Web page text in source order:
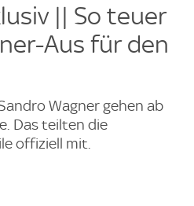
|| So teuer
Aus für den
Wagner gehen ab
Das teilten die
offiziell mit.